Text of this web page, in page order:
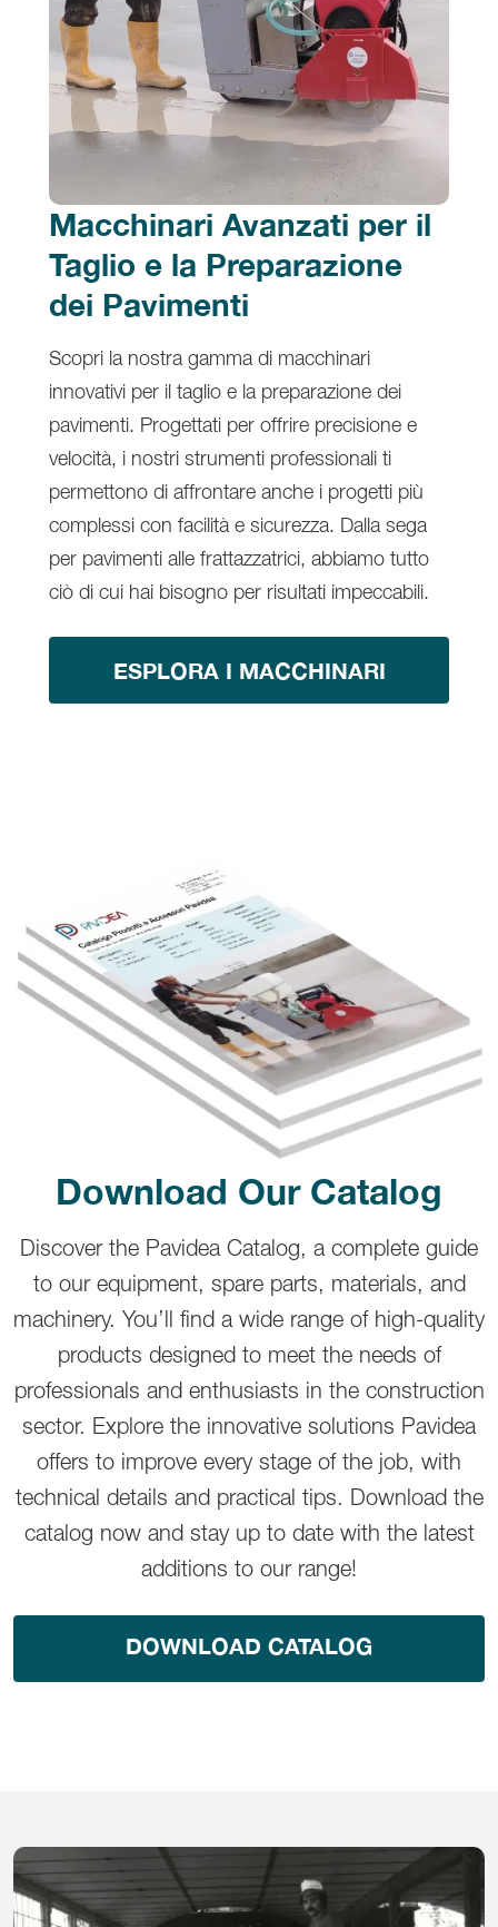
Macchinari Avanzati per il
Taglio e la Preparazione
dei Pavimenti
Scopri la nostra gamma di macchinari
innovativi per il taglio e la preparazione dei
pavimenti. Progettati per offrire precisione e
velocità, i nostri strumenti professionali ti
permettono di affrontare anche i progetti più
complessi con facilità e sicurezza. Dalla sega
per pavimenti alle frattazzatrici, abbiamo tutto
ciò di cui hai bisogno per risultati impeccabili.
ESPLORA I MACCHINARI
Download Our Catalog
Discover the Pavidea Catalog, a complete guide
to our equipment, spare parts, materials, and
machinery. You’ll find a wide range of high-quality
products designed to meet the needs of
professionals and enthusiasts in the construction
sector. Explore the innovative solutions Pavidea
offers to improve every stage of the job, with
technical details and practical tips. Download the
catalog now and stay up to date with the latest
additions to our range!
DOWNLOAD CATALOG